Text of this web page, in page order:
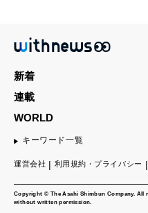
Copyright © The Asahi Shimbun Company.
without written permission.
新着
連載
WORLD
キーワード一覧
運営会社 利用規約・プライバシー